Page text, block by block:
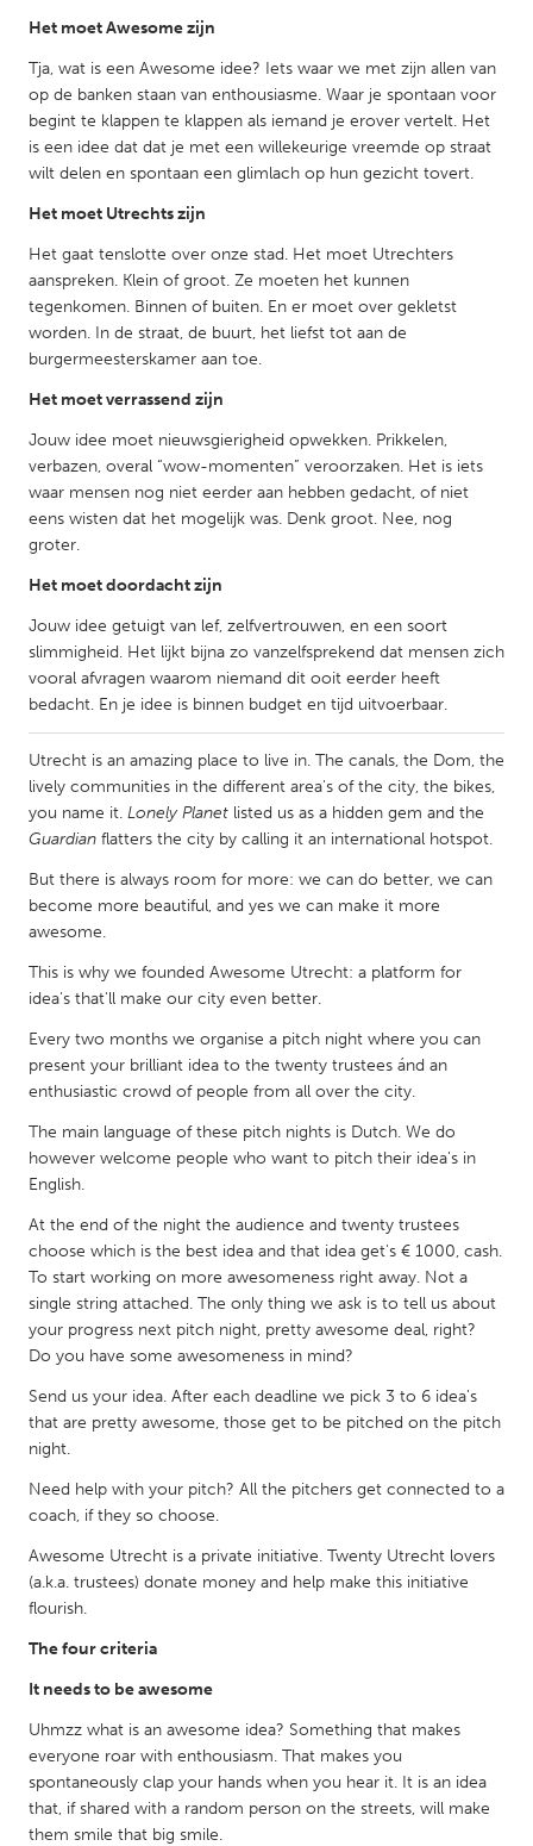
UNITED STATES
Ann Arbor, MI
Austin, TX
Baltimore, MD
Boston, MA
Burlingame-San Mateo, CA
Cass Clay
Gainesville, FL
Georgetown, MA
Gloucester, MA
Hamilton-Wenham, MA
Ipswich, MA
Key West, FL
Los Angeles, CA
New York City, NY
Newburgh, NY
Newburyport, MA
North Minneapolis, MN
Oahu, HI
Orlando, FL
Peekskill, NY
Pittsburgh, PA
Poughkeepsie, NY
Rhode Island
Rockport, MA
San Antonio, TX
San Francisco, CA
San Jose, CA
Santa Cruz, CA
Seattle, WA
South Bend, IN
St. Paul, MN
State College, PA
Washington, DC
Westminster, MD
Het moet Awesome zijn
Tja, wat is een Awesome idee? Iets waar we met zijn allen van
op de banken staan van enthousiasme. Waar je spontaan voor
begint te klappen te klappen als iemand je erover vertelt. Het
is een idee dat dat je met een willekeurige vreemde op straat
wilt delen en spontaan een glimlach op hun gezicht tovert.
Het moet Utrechts zijn
Het gaat tenslotte over onze stad. Het moet Utrechters
aanspreken. Klein of groot. Ze moeten het kunnen
tegenkomen. Binnen of buiten. En er moet over gekletst
worden. In de straat, de buurt, het liefst tot aan de
burgermeesterskamer aan toe.
Het moet verrassend zijn
Jouw idee moet nieuwsgierigheid opwekken. Prikkelen,
verbazen, overal “wow-momenten” veroorzaken. Het is iets
waar mensen nog niet eerder aan hebben gedacht, of niet
eens wisten dat het mogelijk was. Denk groot. Nee, nog
groter.
Het moet doordacht zijn
Jouw idee getuigt van lef, zelfvertrouwen, en een soort
slimmigheid. Het lijkt bijna zo vanzelfsprekend dat mensen zich
vooral afvragen waarom niemand dit ooit eerder heeft
bedacht. En je idee is binnen budget en tijd uitvoerbaar.
Utrecht is an amazing place to live in. The canals, the Dom, the
lively communities in the different area's of the city, the bikes,
you name it. Lonely Planet listed us as a hidden gem and the
Guardian flatters the city by calling it an international hotspot.
But there is always room for more: we can do better, we can
become more beautiful, and yes we can make it more
awesome.
This is why we founded Awesome Utrecht: a platform for
idea's that'll make our city even better.
Every two months we organise a pitch night where you can
present your brilliant idea to the twenty trustees ánd an
enthusiastic crowd of people from all over the city.
The main language of these pitch nights is Dutch. We do
however welcome people who want to pitch their idea's in
English.
At the end of the night the audience and twenty trustees
choose which is the best idea and that idea get's € 1000, cash.
To start working on more awesomeness right away. Not a
single string attached. The only thing we ask is to tell us about
your progress next pitch night, pretty awesome deal, right?
Do you have some awesomeness in mind?
Send us your idea. After each deadline we pick 3 to 6 idea's
that are pretty awesome, those get to be pitched on the pitch
night.
Need help with your pitch? All the pitchers get connected to a
coach, if they so choose.
Awesome Utrecht is a private initiative. Twenty Utrecht lovers
(a.k.a. trustees) donate money and help make this initiative
flourish.
The four criteria
It needs to be awesome
Uhmzz what is an awesome idea? Something that makes
everyone roar with enthousiasm. That makes you
spontaneously clap your hands when you hear it. It is an idea
that, if shared with a random person on the streets, will make
them smile that big smile.